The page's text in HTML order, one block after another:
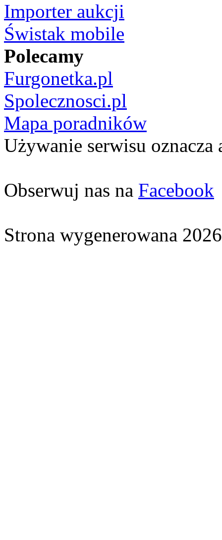
Importer aukcji
Świstak mobile
Polecamy
Furgonetka.pl
Spolecznosci.pl
Mapa poradników
Używanie serwisu oznacza
Obserwuj nas na Facebook
Strona wygenerowana